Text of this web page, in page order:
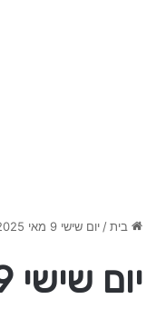
בית/יום שישי 9 מאי 2025 חדשות כלכלה יומי